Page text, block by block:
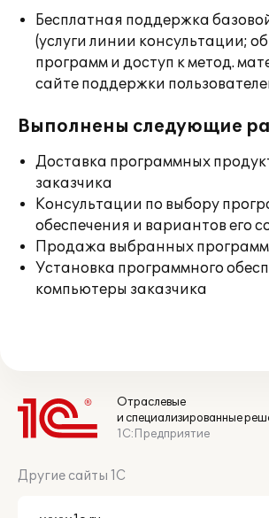
Бесплатная поддержка
(услуги линии консультации;
программ и доступ к метод.
сайте поддержки
Выполнены следующие
Доставка программных
заказчика
Консультации по выбору
обеспечения и вариантов его
Продажа выбранных
Установка программного
компьютеры заказчика
Отраслевые
и специализированные
1С:Предприятие
Другие сайты 1С